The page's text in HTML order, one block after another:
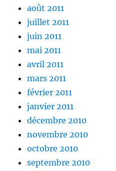
août 2011
juillet 2011
juin 2011
mai 2011
avril 2011
mars 2011
février 2011
janvier 2011
décembre 2010
novembre 2010
octobre 2010
septembre 2010